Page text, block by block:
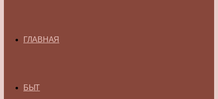
ГЛАВНАЯ
БЫТ